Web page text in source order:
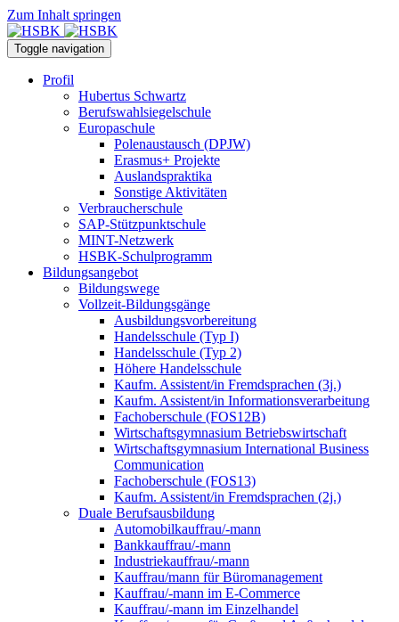
Zum Inhalt springen
Toggle navigation
Profil
Hubertus Schwartz
Berufswahlsiegelschule
Europaschule
Polenaustausch (DPJW)
Erasmus+ Projekte
Auslandspraktika
Sonstige Aktivitäten
Verbraucherschule
SAP-Stützpunktschule
MINT-Netzwerk
HSBK-Schulprogramm
Bildungsangebot
Bildungswege
Vollzeit-Bildungsgänge
Ausbildungsvorbereitung
Handelsschule (Typ I)
Handelsschule (Typ 2)
Höhere Handelsschule
Kaufm. Assistent/in­ Fremdsprachen (3j.)
Kaufm. Assistent/in Informationsverarbeitung
Fachoberschule (FOS12B)
Wirtschaftsgymnasium Betriebswirtschaft
Wirtschaftsgymnasium International Business
Communication
Fachoberschule (FOS13)
Kaufm. Assistent/in Fremdsprachen (2j.)
Duale Berufsausbildung
Automobilkauffrau/-mann
Bankkauffrau/-mann
Industriekauffrau/-mann
Kauffrau/mann für Büromanagement
Kauffrau/-mann im E-Commerce
Kauffrau/-mann im Einzelhandel